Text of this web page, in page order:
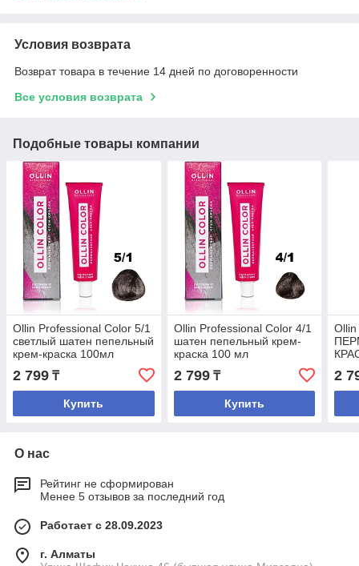
Условия возврата
Возврат товара в течение 14 дней по договоренности
Все условия возврата
Подобные товары компании
Ollin Professional Color 5/1
светлый шатен пепельный
крем-краска 100мл
2 799 ₸
Купить
Ollin Professional Color 4/1
шатен пепельный крем-
краска 100 мл
2 799₸
Купить
2
О нас
Рейтинг не сформирован
Менее 5 отзывов за последний год
Работает с 28.09.2023
г. Алматы